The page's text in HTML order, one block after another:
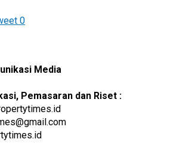
0
Media
Pemasaran dan Riset :